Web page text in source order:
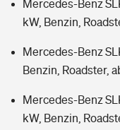
Mercedes-Benz
kW, Benzin,
Mercedes-Benz
Benzin, Roadster,
Mercedes-Benz
kW, Benzin,